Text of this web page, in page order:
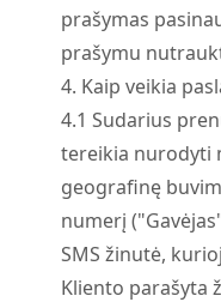
prašymas
prašymu
4. Kaip veikia
4.1 Sudarius
tereikia nurodyti
geografinę
numerį
SMS žinutė,
Kliento parašyta